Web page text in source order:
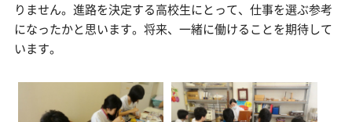
りません。進路を決定する高校生にとって、仕事を選ぶ参考
になったかと思います。将来、一緒に働けることを期待して
います。